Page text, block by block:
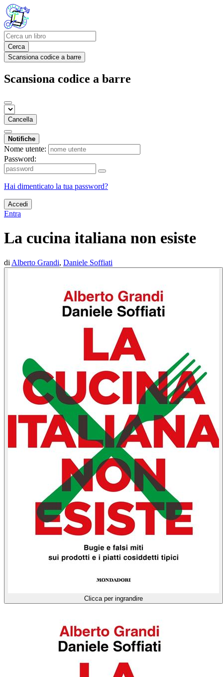
Cerca
Scansiona codice a barre
Scansiona codice a barre
Cancella
Notifiche
Nome utente:
Password:
Hai dimenticato la tua password?
Accedi
Entra
La cucina italiana non esiste
di Alberto Grandi, Daniele Soffiati
Clicca per ingrandire